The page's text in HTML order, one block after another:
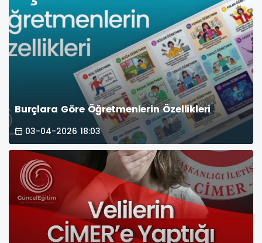
Burçlara Göre Öğretmenlerin Özellikleri
03-04-2026 18:03